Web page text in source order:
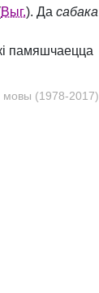
Выг.). Да сабака
памяшчаецца
мовы (1978-2017)